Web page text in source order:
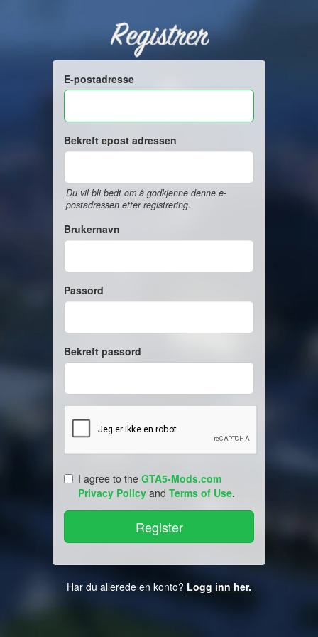
Registrer
E-postadresse
Bekreft epost adressen
Du vil bli bedt om å godkjenne denne e-
postadressen etter registrering.
Brukernavn
Passord
Bekreft passord
I agree to the GTA5-Mods.com
Privacy Policy and Terms of Use.
Har du allerede en konto? Logg inn her.